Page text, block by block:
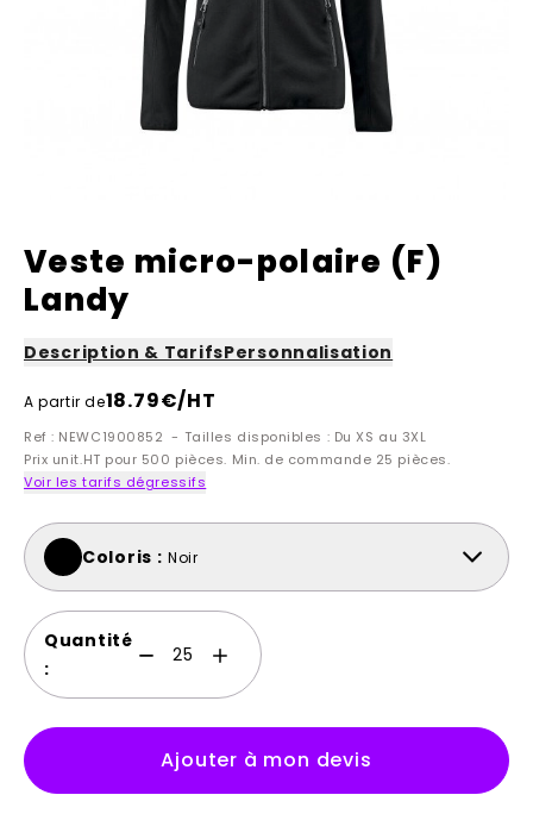
Veste micro-polaire (F)
Landy
Description & TarifsPersonnalisation
A partir de18.79€/HT
Ref : NEWC1900852 - Tailles disponibles : Du XS au 3XL
Prix unit.HT pour 500 pièces. Min. de commande 25 pièces.
Voir les tarifs dégressifs
Coloris : Noir
Quantité
:
Ajouter à mon devis